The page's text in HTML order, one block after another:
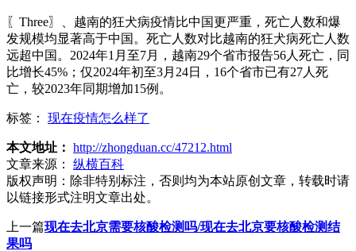
〖Three〗、越南的狂犬病疫情比中国更严重，死亡人数和爆
发规模均显著高于中国。死亡人数对比越南的狂犬病死亡人数
远超中国。2024年1月至7月，越南29个省市报告56人死亡，同
比增长45%；仅2024年初至3月24日，16个省市已有27人死
亡，较2023年同期增加15例。
标签： 现在疫情怎么样了
本文地址： http://zhongduan.cc/47212.html
文章来源：
纵横百科
版权声明： 除非特别标注，否则均为本站原创文章，转载时请
以链接形式注明文章出处。
上一篇现在去北京需要核酸检测吗/现在去北京要核酸检测结
果吗